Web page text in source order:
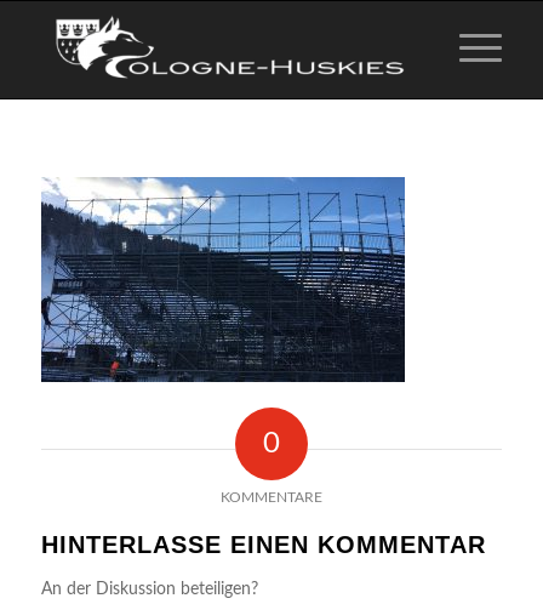
0
KOMMENTARE
HINTERLASSE EINEN KOMMENTAR
An der Diskussion beteiligen?